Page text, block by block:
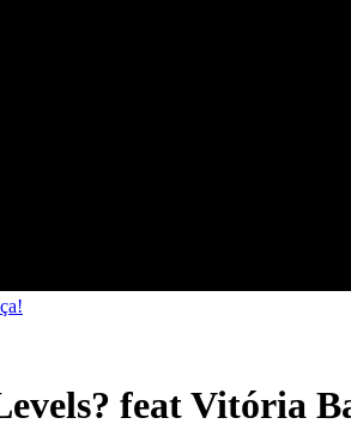
feat Vitória